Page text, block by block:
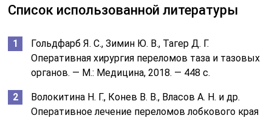
Список использованной литературы
Гольдфарб Я. С., Зимин Ю. В., Тагер Д. Г.
Оперативная хирургия переломов таза и тазовых
органов. — М.: Медицина, 2018. — 448 с.
Волокитина Н. Г., Конев В. В., Власов А. Н. и др.
Оперативное лечение переломов лобкового края